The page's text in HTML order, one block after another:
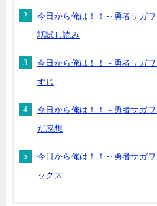
今日から俺は！！～勇者サガ
話試し読み
今日から俺は！！～勇者サガ
すじ
今日から俺は！！～勇者サガ
だ感想
今日から俺は！！～勇者サガ
ックス